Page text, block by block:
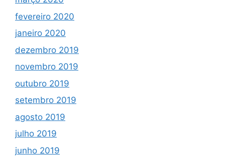
fevereiro 2020
janeiro 2020
dezembro 2019
novembro 2019
outubro 2019
setembro 2019
agosto 2019
julho 2019
junho 2019